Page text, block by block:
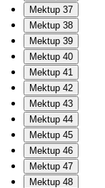
Mektup 37
Mektup 38
Mektup 39
Mektup 40
Mektup 41
Mektup 42
Mektup 43
Mektup 44
Mektup 45
Mektup 46
Mektup 47
Mektup 48